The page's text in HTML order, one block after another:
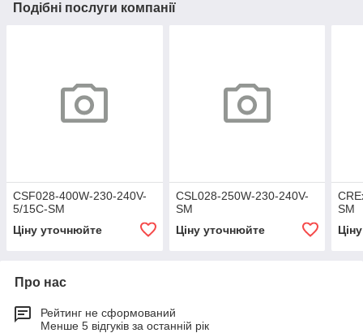
Подібні послуги компанії
CSF028-400W-230-240V-
5/15C-SM
Ціну уточнюйте
CSL028-250W-230-240V-
SM
Ціну уточнюйте
SM
Про нас
Рейтинг не сформований
Менше 5 відгуків за останній рік